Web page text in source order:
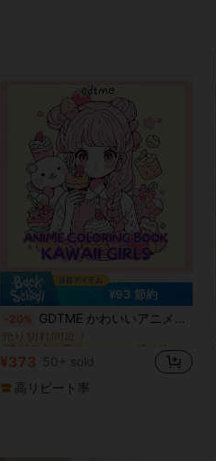
¥93 節約
-20% GDTME かわいいアニメ塗り絵ブック: 愛らしいアニメの女の子、テディベア、カップケーキ、デザートパターン、優しくかわいらしいシーンに適しています。子供から大人まで楽しめる塗り絵パターン。イースター、母の日、父の日、新学期、誕生日パーティー、ウェディングシーズンなどにぴったりのプレゼントです。部屋、寝室、居心地の良い空間を飾るためのアートクラフト、塗り絵。
#3 ベストセラー ペーパー 塗り絵
売り切れ間近！
#3 ベストセラー
売り切れ間近！
#3 ベストセラー
売り切れ間近！
#3 ベストセラー ペーパー 塗り絵
売り切れ間近！
¥373 50+ sold
高リピート率